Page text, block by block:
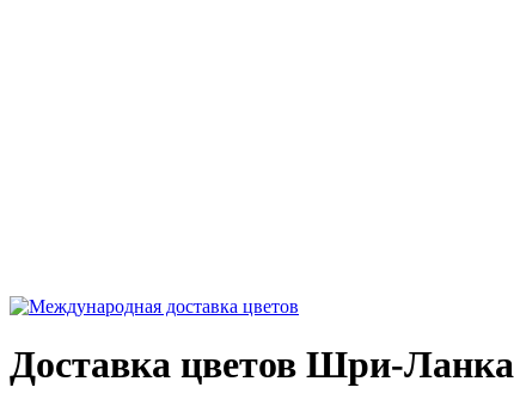
Доставка цветов Шри-Ланка